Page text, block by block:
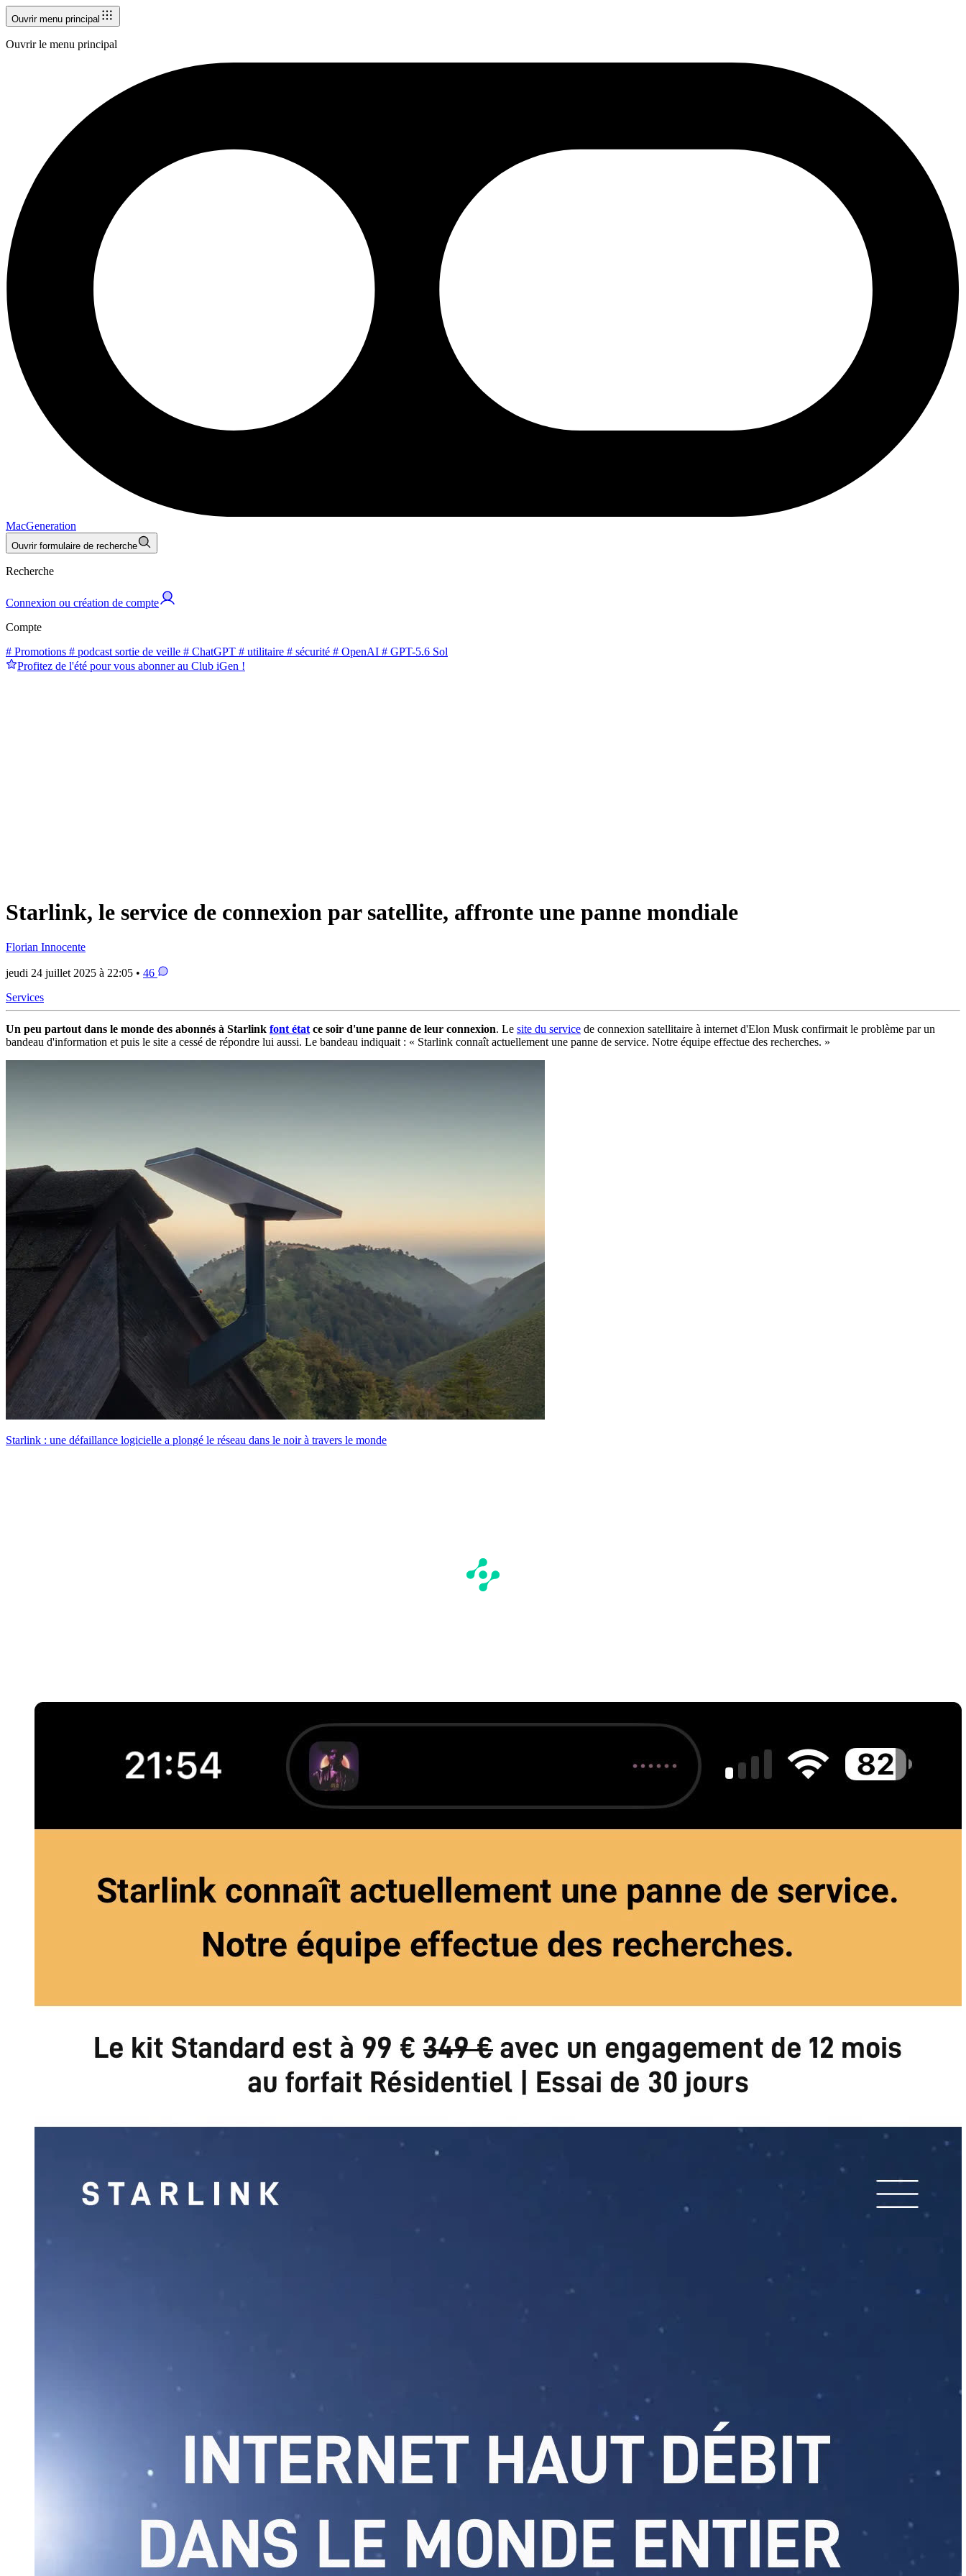
Ouvrir menu principal
Ouvrir le menu principal
MacGeneration
Ouvrir formulaire de recherche
Recherche
Connexion ou création de compte
Compte
# Promotions # podcast sortie de veille # ChatGPT # utilitaire # sécurité # OpenAI # GPT-5.6 Sol
Profitez de l'été pour vous abonner au Club iGen !
Starlink, le service de connexion par satellite, affronte une panne mondiale
Florian Innocente
jeudi 24 juillet 2025 à 22:05 • 46
Services
Un peu partout dans le monde des abonnés à Starlink font état ce soir d'une panne de leur connexion. Le site du service de connexion satellitaire à internet d'Elon Musk confirmait le problème par un
bandeau d'information et puis le site a cessé de répondre lui aussi. Le bandeau indiquait : « Starlink connaît actuellement une panne de service. Notre équipe effectue des recherches. »
Starlink : une défaillance logicielle a plongé le réseau dans le noir à travers le monde